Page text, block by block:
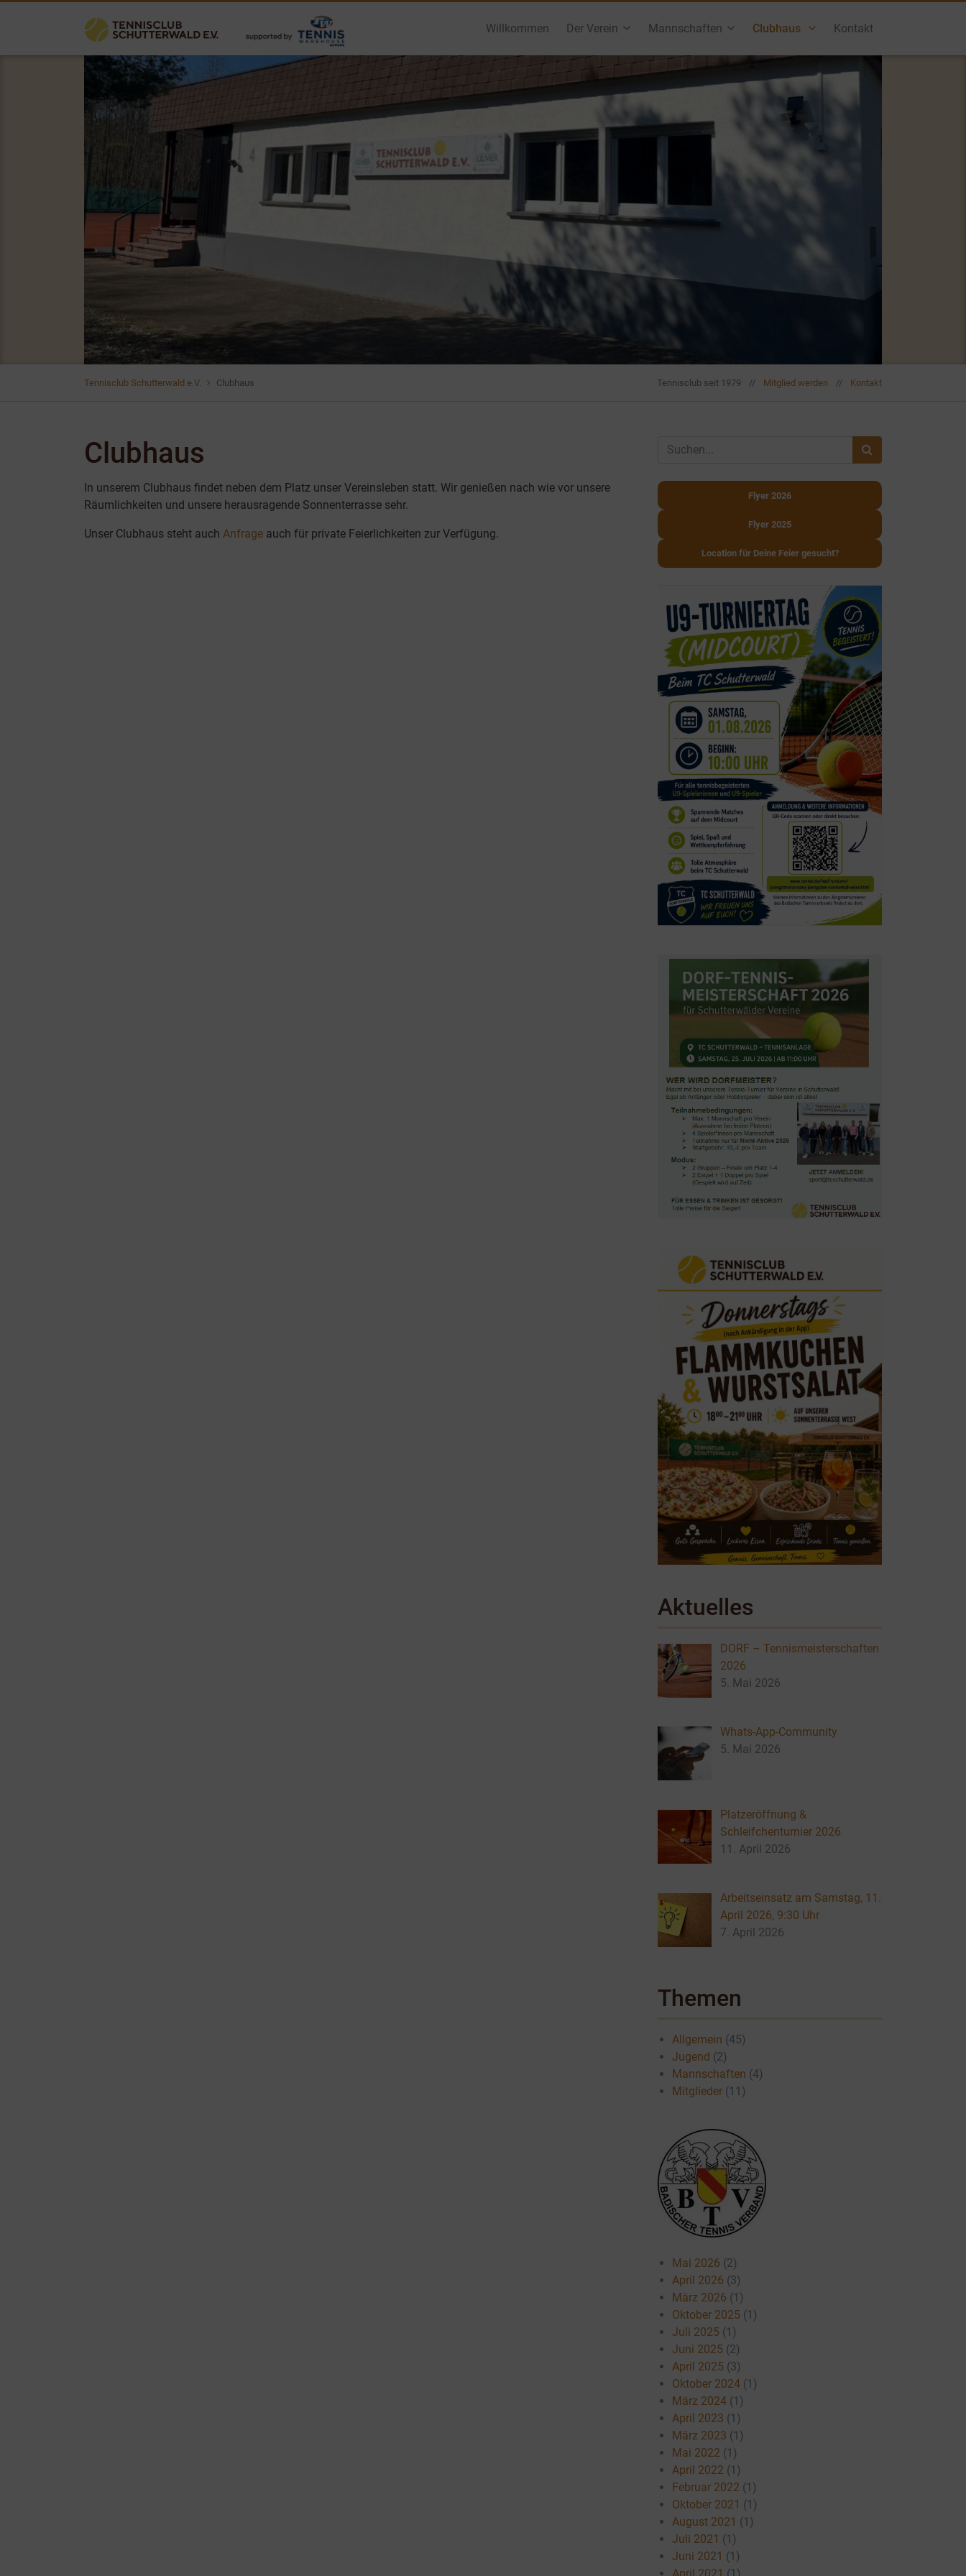
Willkommen Der Verein Mannschaften Clubhaus Kontakt
Tennisclub Schutterwald e.V. Clubhaus Tennisclub seit 1979 // Mitglied werden // Kontakt
Clubhaus
In unserem Clubhaus findet neben dem Platz unser Vereinsleben statt. Wir genießen nach wie vor unsere
Räumlichkeiten und unsere herausragende Sonnenterrasse sehr.
Unser Clubhaus steht auch Anfrage auch für private Feierlichkeiten zur Verfügung.
Flyer 2026
Flyer 2025
Location für Deine Feier gesucht?
Aktuelles
DORF – Tennismeisterschaften
2026
5. Mai 2026
Whats-App-Community
5. Mai 2026
Platzeröffnung &
Schleifchenturnier 2026
11. April 2026
Arbeitseinsatz am Samstag, 11.
April 2026, 9:30 Uhr
7. April 2026
Themen
Allgemein (45)
Jugend (2)
Mannschaften (4)
Mitglieder (11)
Mai 2026 (2)
April 2026 (3)
März 2026 (1)
Oktober 2025 (1)
Juli 2025 (1)
Juni 2025 (2)
April 2025 (3)
Oktober 2024 (1)
März 2024 (1)
April 2023 (1)
März 2023 (1)
Mai 2022 (1)
April 2022 (1)
Februar 2022 (1)
Oktober 2021 (1)
August 2021 (1)
Juli 2021 (1)
Juni 2021 (1)